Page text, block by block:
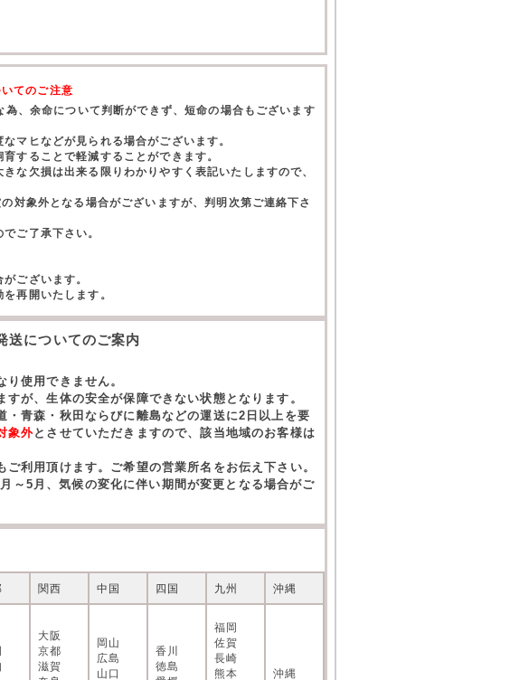
てのご注意
、余命について判断ができず、短命の場合もございます
マヒなどが見られる場合がございます。
育することで軽減することができます。
な欠損は出来る限りわかりやすく表記いたしますので、
対象外となる場合がございますが、判明次第ご連絡下さ
ご了承下さい。
ございます。
再開いたします。
送についてのご案内
使用できません。
が、生体の安全が保障できない状態となります。
青森・秋田ならびに離島などの運送に2日以上を要
象外とさせていただきますので、該当地域のお客様は
利用頂けます。ご希望の営業所名をお伝え下さい。
～5月、気候の変化に伴い期間が変更となる場合がご
関西 中国 四国 九州 沖縄
大阪
京都
滋賀
岡山
広島
山口
香川
徳島
福岡
佐賀
長崎
熊本
沖縄